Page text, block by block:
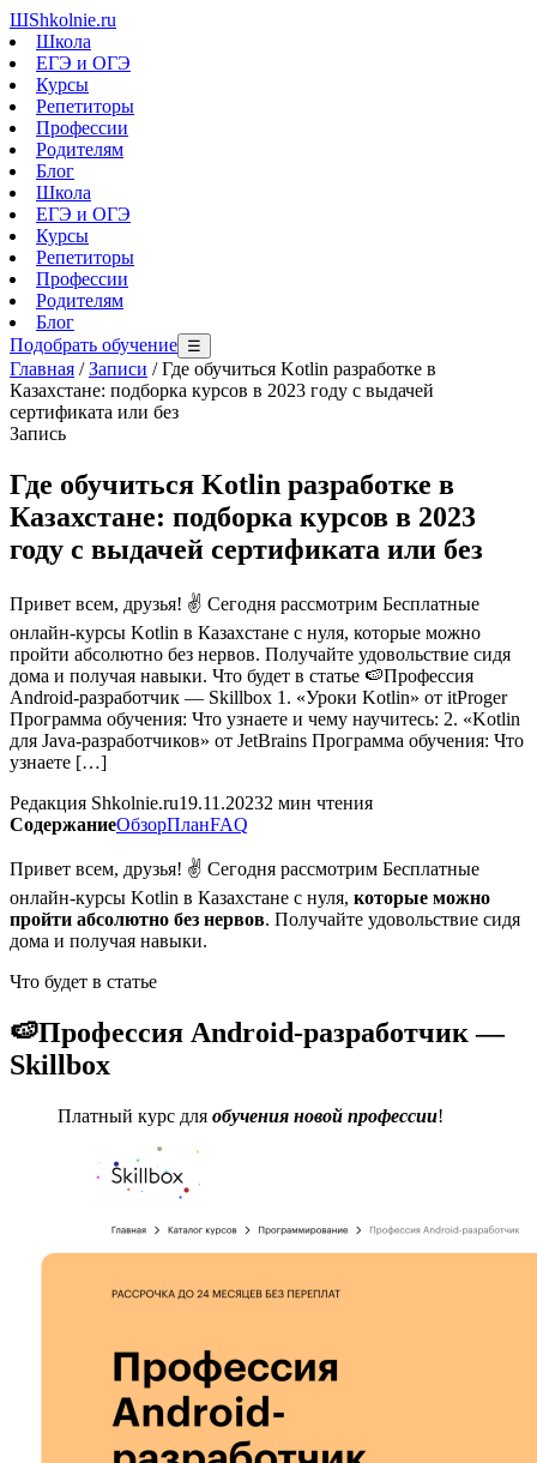
ШShkolnie.ru
Школа
ЕГЭ и ОГЭ
Курсы
Репетиторы
Профессии
Родителям
Блог
Школа
ЕГЭ и ОГЭ
Курсы
Репетиторы
Профессии
Родителям
Блог
Подобрать обучение ☰
Главная /Записи /Где обучиться Kotlin разработке в
Казахстане: подборка курсов в 2023 году с выдачей
сертификата или без
Запись
Где обучиться Kotlin разработке в
Казахстане: подборка курсов в 2023
году с выдачей сертификата или без
Привет всем, друзья! ✌ Сегодня рассмотрим Бесплатные
онлайн-курсы Kotlin в Казахстане с нуля, которые можно
пройти абсолютно без нервов. Получайте удовольствие сидя
дома и получая навыки. Что будет в статье 🍉Профессия
Android-разработчик — Skillbox 1. «Уроки Kotlin» от itProger
Программа обучения: Что узнаете и чему научитесь: 2. «Kotlin
для Java-разработчиков» от JetBrains Программа обучения: Что
узнаете […]
Редакция Shkolnie.ru19.11.20232 мин чтения
СодержаниеОбзорПланFAQ
Привет всем, друзья! ✌ Сегодня рассмотрим Бесплатные
онлайн-курсы Kotlin в Казахстане с нуля, которые можно
пройти абсолютно без нервов. Получайте удовольствие сидя
дома и получая навыки.
Что будет в статье
🍉Профессия Android-разработчик —
Skillbox
Платный курс для обучения новой профессии!